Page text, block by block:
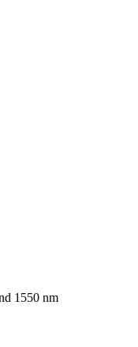
1550 nm